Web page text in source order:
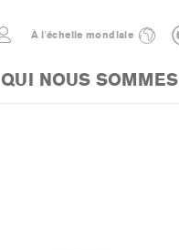
À l'échelle mondiale
QUI NOUS SOMMES